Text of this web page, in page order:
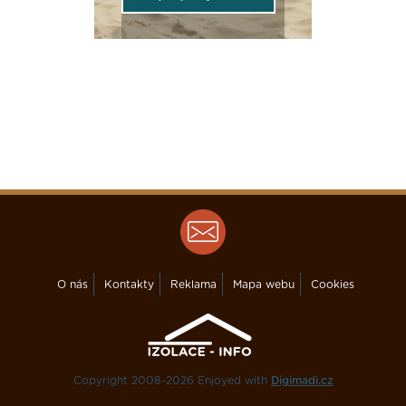
PHPP (nástroj pro návrh a optimalizaci
výpočet součinitelů prostupu tepla všech
jednotlivých konstrukcí na systémové hranici
stanovení střední hodnoty součinitele
prostupu tepla
stanovení všech lineárních a bodových činitelů
prostupu tepla a jejich započtení do měrné
potřeby tepla na vytápění
kondenzace vodní páry
O nás Kontakty Reklama Mapa webu Cookies
Copyright 2008-2026 Enjoyed with Digimadi.cz